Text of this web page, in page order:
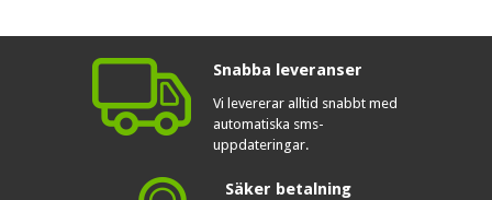
Snabba leveranser
Vi levererar alltid snabbt med
automatiska sms-
uppdateringar.
Säker betalning